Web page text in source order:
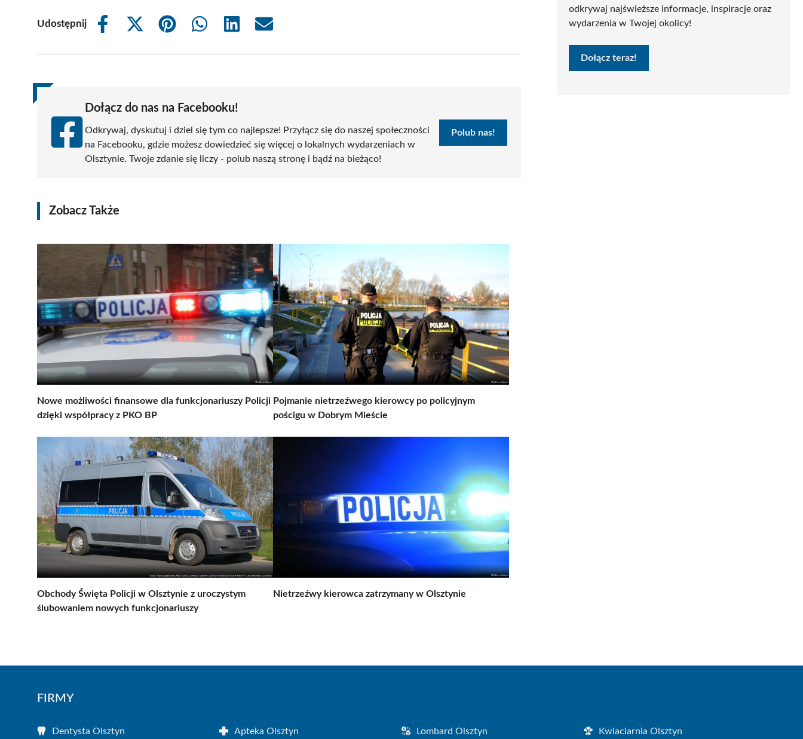
Udostępnij
Share
Share
(Twitter)
Share
Share
Share
Share
Dołącz do nas na Facebooku!
Odkrywaj, dyskutuj i dziel się tym co najlepsze! Przyłącz się do naszej społeczności
na Facebooku, gdzie możesz dowiedzieć się więcej o lokalnych wydarzeniach w
Olsztynie. Twoje zdanie się liczy - polub naszą stronę i bądź na bieżąco!
Polub nas!
Zobacz Także
Nowe możliwości finansowe dla funkcjonariuszy Policji
dzięki współpracy z PKO BP
Pojmanie nietrzeźwego kierowcy po policyjnym
pościgu w Dobrym Mieście
Obchody Święta Policji w Olsztynie z uroczystym
ślubowaniem nowych funkcjonariuszy
Nietrzeźwy kierowca zatrzymany w Olsztynie
odkrywaj najświeższe informacje, inspiracje oraz
wydarzenia w Twojej okolicy!
Dołącz teraz!
FIRMY
Dentysta Olsztyn Apteka Olsztyn Lombard Olsztyn Kwiaciarnia Olsztyn